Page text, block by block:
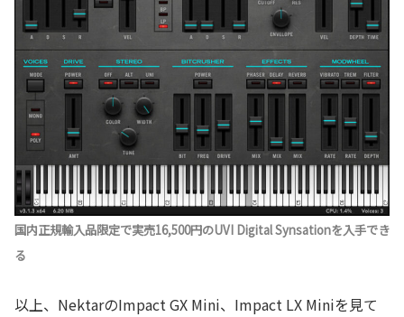
国内正規輸入品限定で実売16,500円のUVI Digital Synsationを入手でき
る
以上、NektarのImpact GX Mini、Impact LX Miniを見て